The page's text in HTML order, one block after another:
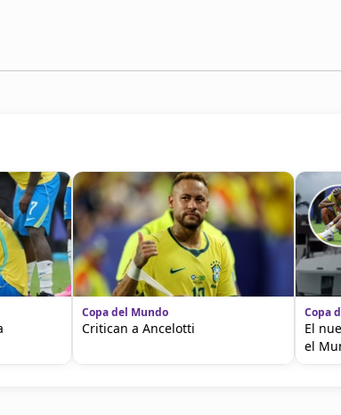
Copa del Mundo
Critican a Ancelotti
Copa
El
el